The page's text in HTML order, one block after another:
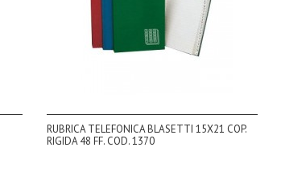
RUBRICA TELEFONICA BLASETTI 15X21 COP.
RIGIDA 48 FF. COD. 1370